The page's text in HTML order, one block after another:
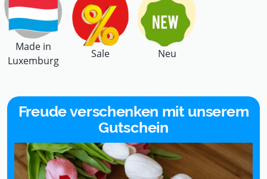
Sale Neu
Made in
Luxemburg
Freude verschenken mit unserem
Gutschein